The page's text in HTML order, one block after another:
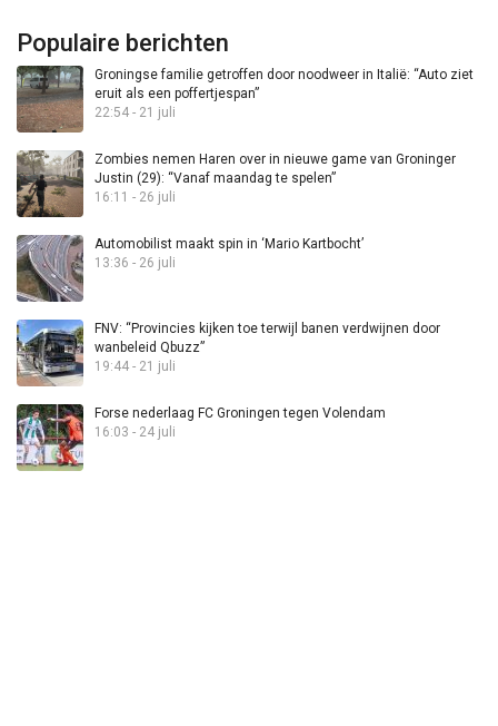
Populaire berichten
Groningse familie getroffen door noodweer in Italië: “Auto ziet
eruit als een poffertjespan”
22:54 - 21 juli
Zombies nemen Haren over in nieuwe game van Groninger
Justin (29): “Vanaf maandag te spelen”
16:11 - 26 juli
Automobilist maakt spin in ‘Mario Kartbocht’
13:36 - 26 juli
FNV: “Provincies kijken toe terwijl banen verdwijnen door
wanbeleid Qbuzz”
19:44 - 21 juli
Forse nederlaag FC Groningen tegen Volendam
16:03 - 24 juli